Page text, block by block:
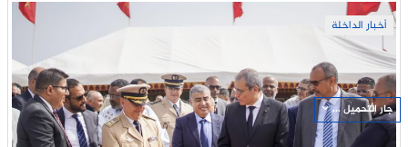
أخبار الداخلة
جار التحميل ...